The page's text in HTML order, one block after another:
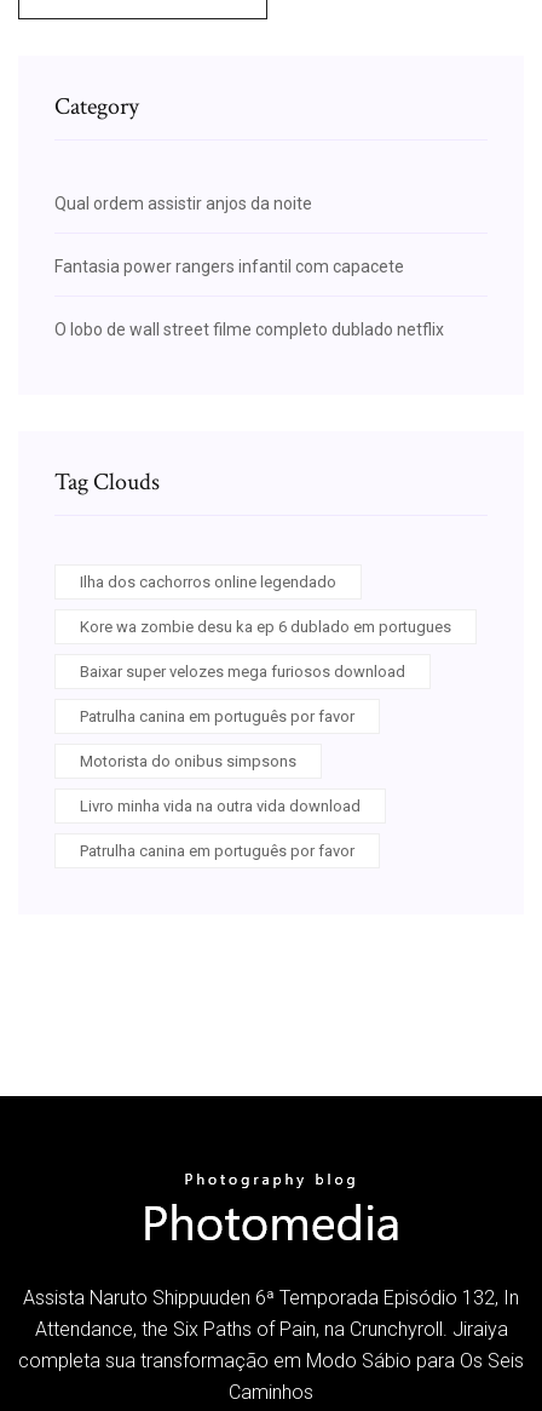
Category
Qual ordem assistir anjos da noite
Fantasia power rangers infantil com capacete
O lobo de wall street filme completo dublado netflix
Tag Clouds
Ilha dos cachorros online legendado
Kore wa zombie desu ka ep 6 dublado em portugues
Baixar super velozes mega furiosos download
Patrulha canina em português por favor
Motorista do onibus simpsons
Livro minha vida na outra vida download
Patrulha canina em português por favor
Assista Naruto Shippuuden 6ª Temporada Episódio 132, In
Attendance, the Six Paths of Pain, na Crunchyroll. Jiraiya
completa sua transformação em Modo Sábio para Os Seis
Caminhos